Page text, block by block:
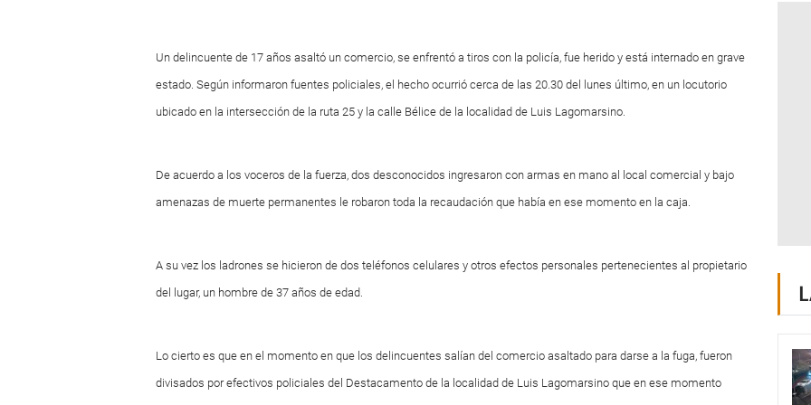
Un delincuente de 17 años asaltó un comercio, se enfrentó a tiros con la policía, fue herido y está internado en grave
estado. Según informaron fuentes policiales, el hecho ocurrió cerca de las 20.30 del lunes último, en un locutorio
ubicado en la intersección de la ruta 25 y la calle Bélice de la localidad de Luis Lagomarsino.
De acuerdo a los voceros de la fuerza, dos desconocidos ingresaron con armas en mano al local comercial y bajo
amenazas de muerte permanentes le robaron toda la recaudación que había en ese momento en la caja.
A su vez los ladrones se hicieron de dos teléfonos celulares y otros efectos personales pertenecientes al propietario
del lugar, un hombre de 37 años de edad.
Lo cierto es que en el momento en que los delincuentes salían del comercio asaltado para darse a la fuga, fueron
divisados por efectivos policiales del Destacamento de la localidad de Luis Lagomarsino que en ese momento